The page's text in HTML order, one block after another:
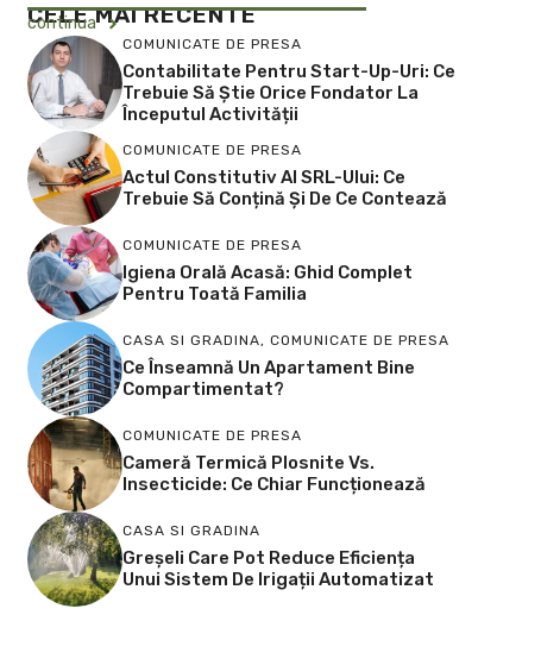
CELE MAI RECENTE
continua
COMUNICATE DE PRESA
Contabilitate Pentru Start-Up-Uri: Ce
Trebuie Să Știe Orice Fondator La
Începutul Activității
COMUNICATE DE PRESA
Actul Constitutiv Al SRL-Ului: Ce
Trebuie Să Conțină Și De Ce Contează
COMUNICATE DE PRESA
Igiena Orală Acasă: Ghid Complet
Pentru Toată Familia
CASA SI GRADINA, COMUNICATE DE PRESA
Ce Înseamnă Un Apartament Bine
Compartimentat?
COMUNICATE DE PRESA
Cameră Termică Plosnite Vs.
Insecticide: Ce Chiar Funcționează
CASA SI GRADINA
Greșeli Care Pot Reduce Eficiența
Unui Sistem De Irigații Automatizat